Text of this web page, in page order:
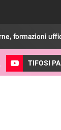
ufficiali: le
TIFOSI